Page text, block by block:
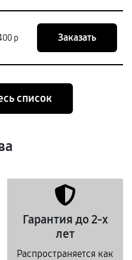
р Заказать
список
Гарантия до 2-х
лет
Распространяется как